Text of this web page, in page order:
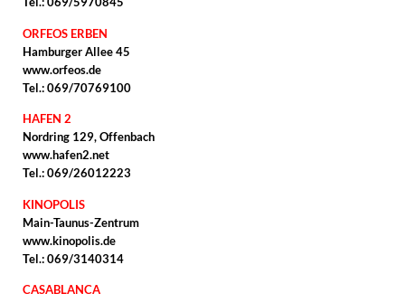
ORFEOS ERBEN
Hamburger Allee 45
www.orfeos.de
Tel.: 069/70769100
HAFEN 2
Nordring 129, Offenbach
www.hafen2.net
Tel.: 069/26012223
KINOPOLIS
Main-Taunus-Zentrum
www.kinopolis.de
Tel.: 069/3140314
CASABLANCA